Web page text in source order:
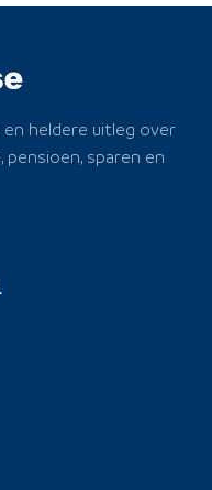
en heldere uitleg over
sparen en